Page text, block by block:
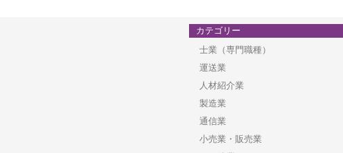
カテゴリー
士業（専門職種）
運送業
人材紹介業
製造業
通信業
小売業・販売業